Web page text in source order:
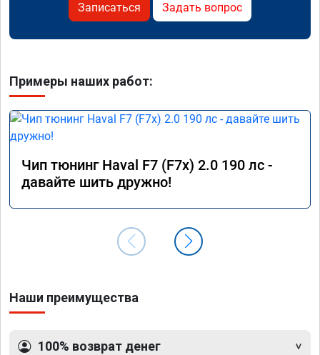
Записаться Задать вопрос
Примеры наших работ:
Чип тюнинг Haval F7 (F7x) 2.0 190 лс -
давайте шить дружно!
Наши преимущества
100% возврат денег